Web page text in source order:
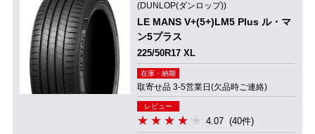
(DUNLOP(ダンロップ))
LE MANS V+(5+)LM5 Plus ル・マ
ン5プラス
225/50R17 XL
在庫・納期
取寄せ品 3-5営業日(欠品時ご連絡)
レビュー
4.07 (40件)